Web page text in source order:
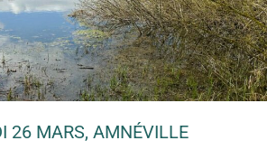
26 MARS, AMNÉVILLE